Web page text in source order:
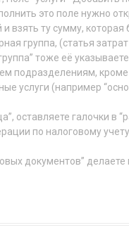
это поле нужно
взять ту сумму, которая
группа, (статья
тоже её указываете.
подразделениям,
услуги (например
оставляете галочки в
по налоговому
документов” делаете